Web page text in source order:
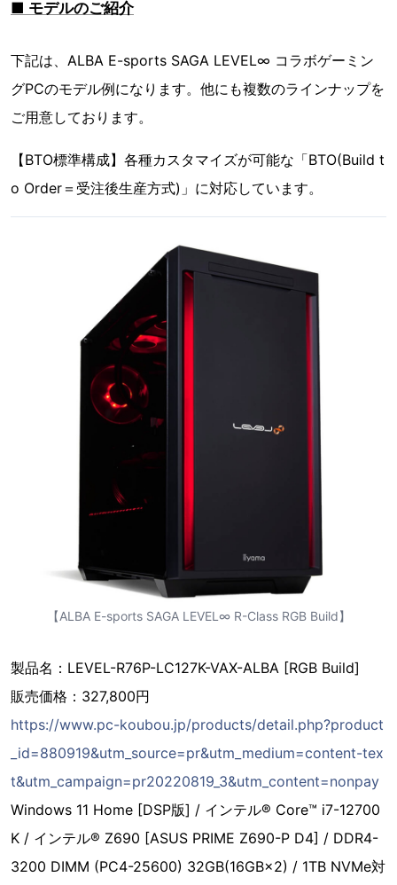
■ モデルのご紹介
下記は、ALBA E-sports SAGA LEVEL∞ コラボゲーミン
グPCのモデル例になります。他にも複数のラインナップを
ご用意しております。
【BTO標準構成】各種カスタマイズが可能な「BTO(Build t
o Order＝受注後生産方式)」に対応しています。
【ALBA E-sports SAGA LEVEL∞ R-Class RGB Build】
製品名：LEVEL-R76P-LC127K-VAX-ALBA [RGB Build]
販売価格：327,800円
https://www.pc-koubou.jp/products/detail.php?product
_id=880919&utm_source=pr&utm_medium=content-tex
t&utm_campaign=pr20220819_3&utm_content=nonpay
Windows 11 Home [DSP版] / インテル® Core™ i7-12700
K / インテル® Z690 [ASUS PRIME Z690-P D4] / DDR4-
3200 DIMM (PC4-25600) 32GB(16GB×2) / 1TB NVMe対